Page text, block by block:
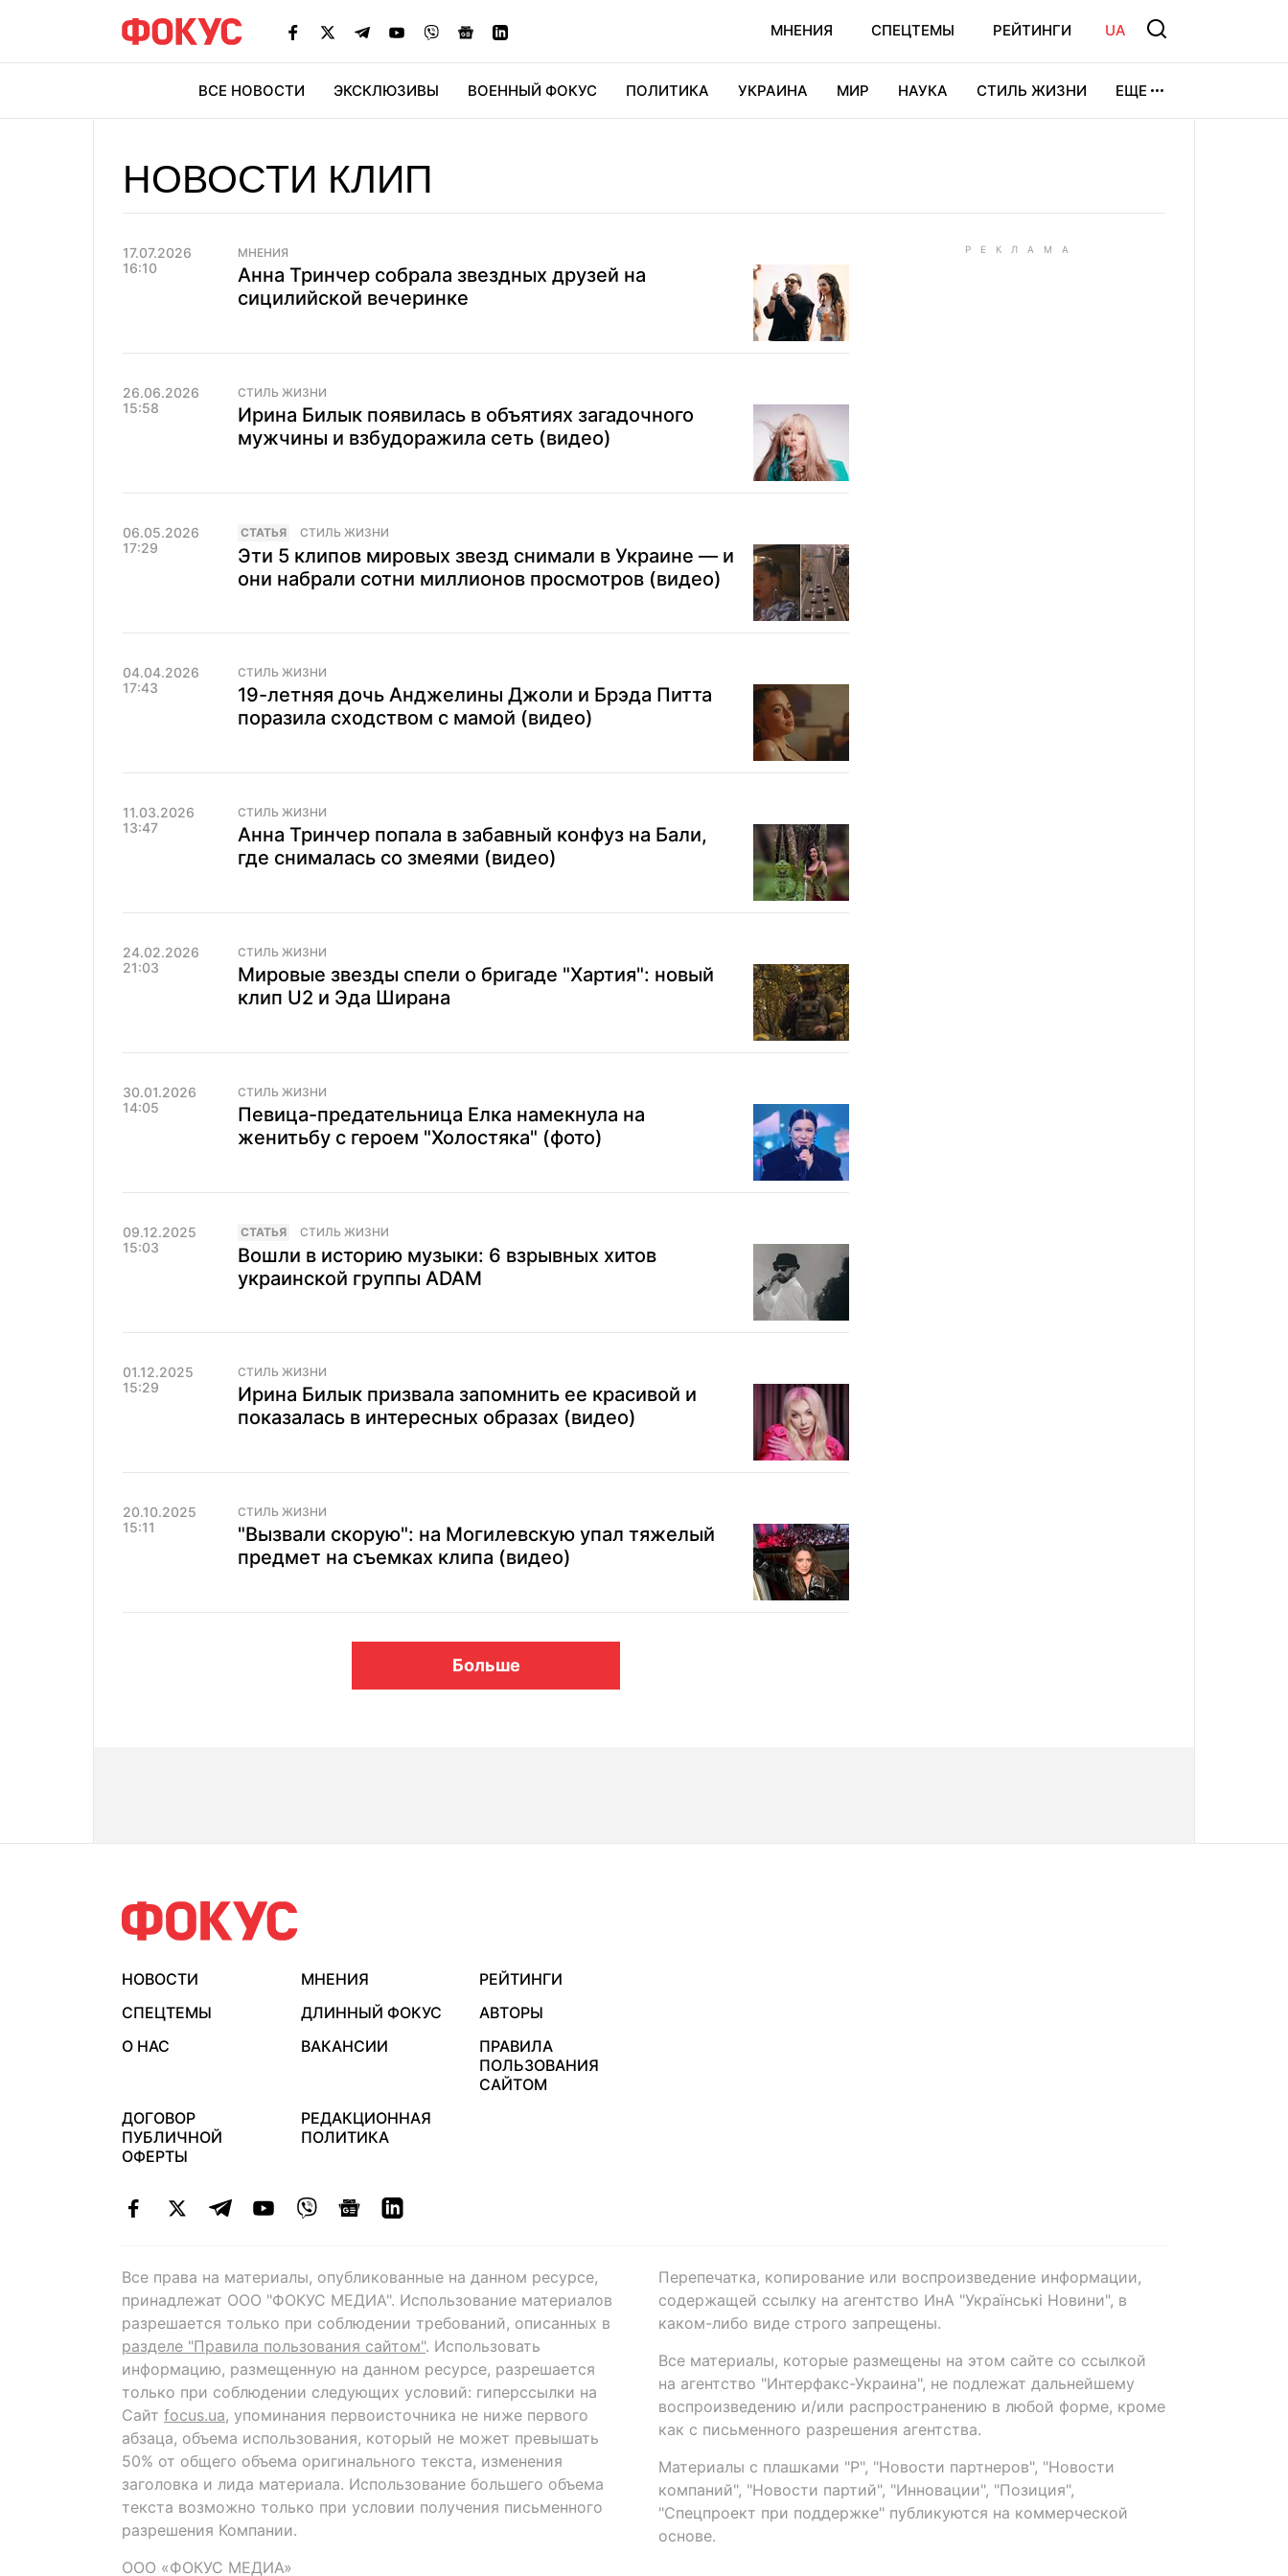
МНЕНИЯ СПЕЦТЕМЫ РЕЙТИНГИ UA
ВСЕ НОВОСТИ ЭКСКЛЮЗИВЫ ВОЕННЫЙ ФОКУС ПОЛИТИКА УКРАИНА МИР НАУКА СТИЛЬ ЖИЗНИ ЕЩЕ
НОВОСТИ КЛИП
17.07.2026
16:10
МНЕНИЯ
Анна Тринчер собрала звездных друзей на
сицилийской вечеринке
26.06.2026
15:58
СТИЛЬ ЖИЗНИ
Ирина Билык появилась в объятиях загадочного
мужчины и взбудоражила сеть (видео)
06.05.2026
17:29
CТАТЬЯ СТИЛЬ ЖИЗНИ
Эти 5 клипов мировых звезд снимали в Украине — и
они набрали сотни миллионов просмотров (видео)
04.04.2026
17:43
СТИЛЬ ЖИЗНИ
19-летняя дочь Анджелины Джоли и Брэда Питта
поразила сходством с мамой (видео)
11.03.2026
13:47
СТИЛЬ ЖИЗНИ
Анна Тринчер попала в забавный конфуз на Бали,
где снималась со змеями (видео)
24.02.2026
21:03
СТИЛЬ ЖИЗНИ
Мировые звезды спели о бригаде "Хартия": новый
клип U2 и Эда Ширана
30.01.2026
14:05
СТИЛЬ ЖИЗНИ
Певица-предательница Елка намекнула на
женитьбу с героем "Холостяка" (фото)
09.12.2025
15:03
CТАТЬЯ СТИЛЬ ЖИЗНИ
Вошли в историю музыки: 6 взрывных хитов
украинской группы ADAM
01.12.2025
15:29
СТИЛЬ ЖИЗНИ
Ирина Билык призвала запомнить ее красивой и
показалась в интересных образах (видео)
20.10.2025
15:11
СТИЛЬ ЖИЗНИ
"Вызвали скорую": на Могилевскую упал тяжелый
предмет на съемках клипа (видео)
Больше
НОВОСТИ МНЕНИЯ
РЕЙТИНГИ
СПЕЦТЕМЫ
ДЛИННЫЙ ФОКУС
АВТОРЫ
О НАС
ВАКАНСИИ
ПРАВИЛА
ПОЛЬЗОВАНИЯ
САЙТОМ
ДОГОВОР
ПУБЛИЧНОЙ
ОФЕРТЫ
РЕДАКЦИОННАЯ
ПОЛИТИКА
Все права на материалы, опубликованные на данном ресурсе,
принадлежат ООО "ФОКУС МЕДИА". Использование материалов
разрешается только при соблюдении требований, описанных в
разделе "Правила пользования сайтом". Использовать
информацию, размещенную на данном ресурсе, разрешается
только при соблюдении следующих условий: гиперссылки на
Сайт focus.ua, упоминания первоисточника не ниже первого
абзаца, объема использования, который не может превышать
50% от общего объема оригинального текста, изменения
заголовка и лида материала. Использование большего объема
текста возможно только при условии получения письменного
разрешения Компании.
ООО «ФОКУС МЕДИА»
Перепечатка, копирование или воспроизведение информации,
содержащей ссылку на агентство ИнА "Українські Новини", в
каком-либо виде строго запрещены.
Все материалы, которые размещены на этом сайте со ссылкой
на агентство "Интерфакс-Украина", не подлежат дальнейшему
воспроизведению и/или распространению в любой форме, кроме
как с письменного разрешения агентства.
Материалы с плашками "Р", "Новости партнеров", "Новости
компаний", "Новости партий", "Инновации", "Позиция",
"Спецпроект при поддержке" публикуются на коммерческой
основе.